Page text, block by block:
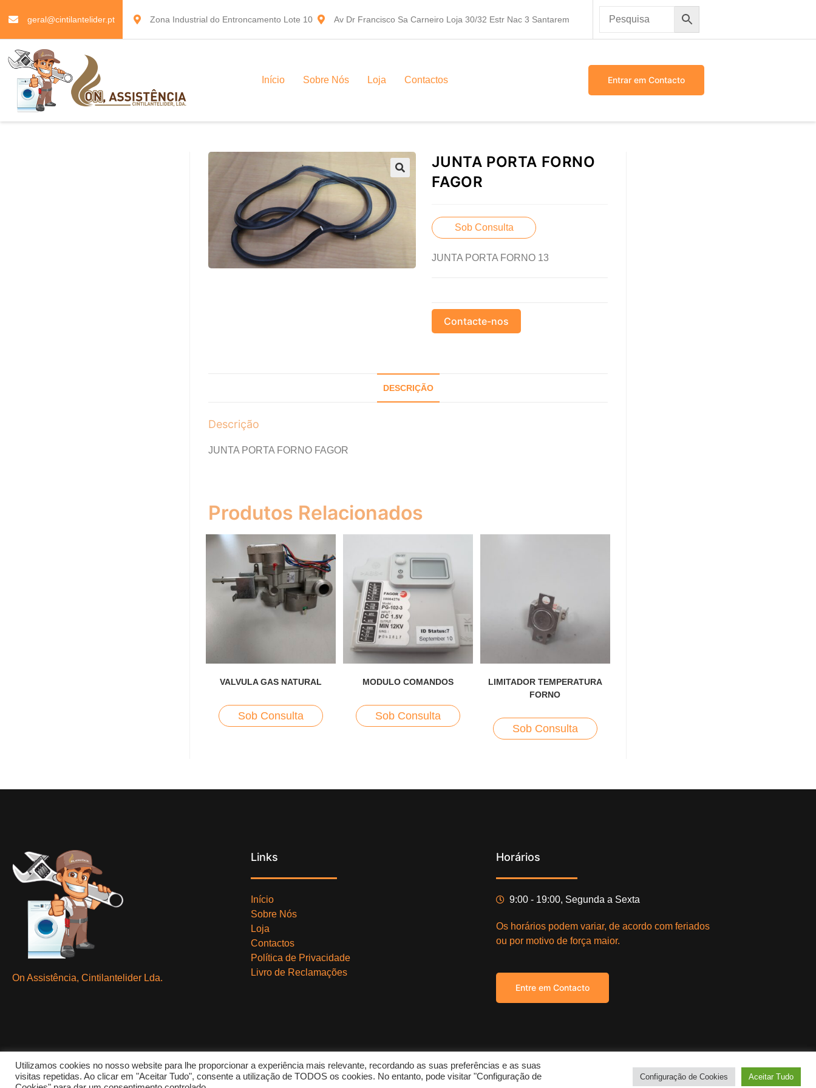
geral@cintilantelider.pt Zona Industrial do Entroncamento Lote 10 Av Dr Francisco Sa Carneiro Loja 30/32 Estr Nac 3 Santarem
Início Sobre Nós Loja Contactos Entrar em Contacto
JUNTA PORTA FORNO
FAGOR
Sob Consulta
JUNTA PORTA FORNO 13
Contacte-nos
DESCRIÇÃO
Descrição
JUNTA PORTA FORNO FAGOR
Produtos Relacionados
VALVULA GAS NATURAL
Sob Consulta
MODULO COMANDOS
Sob Consulta
LIMITADOR TEMPERATURA
FORNO
Sob Consulta
On Assistência, Cintilantelider Lda.
Links
Início
Sobre Nós
Loja
Contactos
Política de Privacidade
Livro de Reclamações
Horários
9:00 - 19:00, Segunda a Sexta
Os horários podem variar, de acordo com feriados
ou por motivo de força maior.
Entre em Contacto
Copyright © 2021. Todos os direitos reservados.
Utilizamos cookies no nosso website para lhe proporcionar a experiência mais relevante, recordando as suas preferências e as suas
visitas repetidas. Ao clicar em "Aceitar Tudo", consente a utilização de TODOS os cookies. No entanto, pode visitar "Configuração de
Configuração de Cookies Aceitar Tudo